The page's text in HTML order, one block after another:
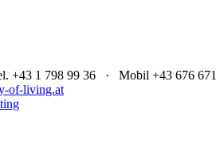
+43 1 798 99 36 · Mobil +43 676 671
of-living.at